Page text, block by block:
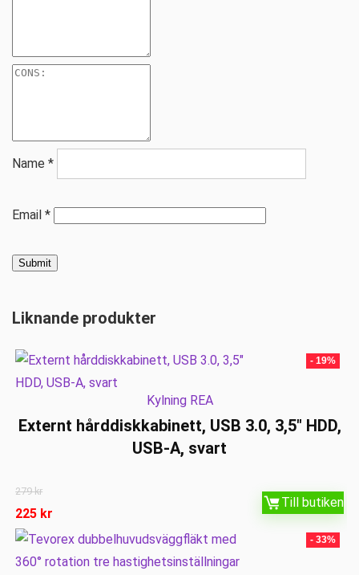
Name *
Email *
Liknande produkter
- 19%
Kylning REA
Externt hårddiskkabinett, USB 3.0, 3,5″ HDD,
USB-A, svart
279kr
225 kr
Till butiken
- 33%